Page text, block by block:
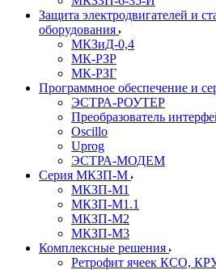
Защита элеĸтродвигателей и
оборудования
МКЗиД-0,4
МК-РЗР
МК-РЗГ
Программное обеспечение и
ЭСТРА-РОУТЕР
Преобразователь
Oscillo
Uprog
ЭСТРА-МОДЕМ
Серия МКЗП-М
МКЗП-М1
МКЗП-М1.1
МКЗП-М2
МКЗП-М3
Комплексные решения
Ретрофит ячеек КСО,